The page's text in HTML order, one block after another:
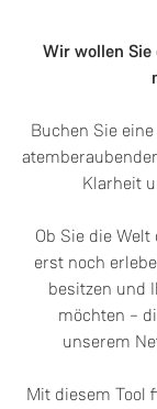
Wir wollen
Buchen Sie
Klarheit
Ob Sie die
erst noch
besitzen und
möchten –
unserem
Mit diesem Tool